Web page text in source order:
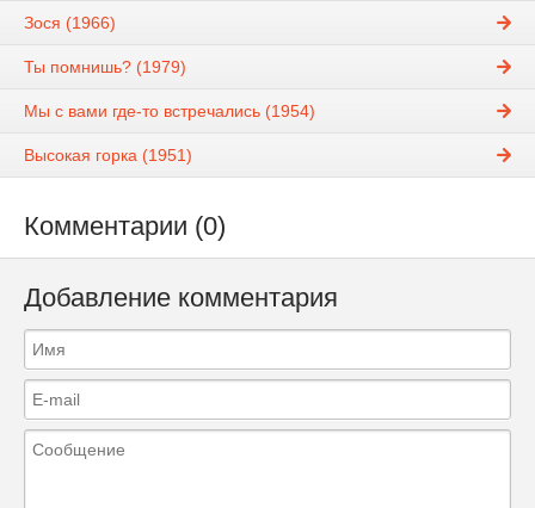
Зося (1966)
Ты помнишь? (1979)
Мы с вами где-то встречались (1954)
Высокая горка (1951)
Комментарии (0)
Добавление комментария